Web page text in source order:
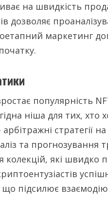
на швидкість
дозволяє
маркетинг
популярність
ніша для тих, хто
стратегії
та прогнозування
колекцій, які швидко
підсилює